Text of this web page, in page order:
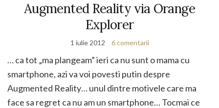
Augmented Reality via Orange
Explorer
1 iulie 2012 6 comentarii
… ca tot „ma plangeam” ieri ca nu sunt o mama cu
smartphone, azi va voi povesti putin despre
Augmented Reality… unul dintre motivele care ma
face sa regret ca nu am un smartphone… Tocmai ce